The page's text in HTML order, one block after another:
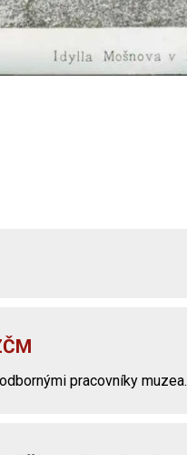
pracovníky muzea.